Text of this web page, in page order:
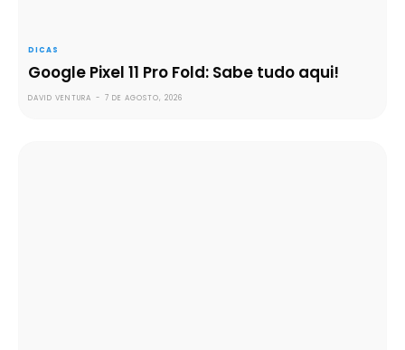
DICAS
Google Pixel 11 Pro Fold: Sabe tudo aqui!
DAVID VENTURA - 7 DE AGOSTO, 2026